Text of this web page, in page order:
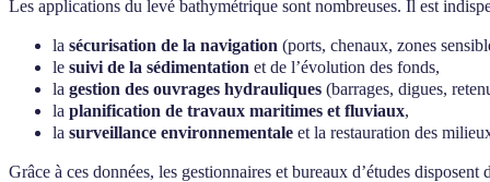
Les applications du levé bathymétrique sont nombreuses. Il est
la sécurisation de la navigation (ports, chenaux, zones
le suivi de la sédimentation et de l’évolution des fonds,
la gestion des ouvrages hydrauliques (barrages, digues,
la planification de travaux maritimes et fluviaux,
la surveillance environnementale et la restauration des
Grâce à ces données, les gestionnaires et bureaux d’études